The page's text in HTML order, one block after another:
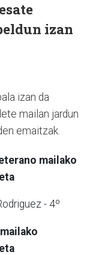
izan
izan da
mailan jardun
emaitzak.
mailako
- 4º